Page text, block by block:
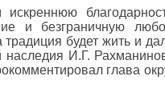
и безграничную
будет жить и
наследия И.Г.
глава